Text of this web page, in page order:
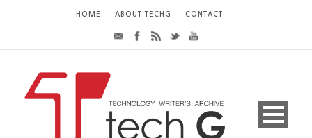
HOME ABOUT TECHG CONTACT